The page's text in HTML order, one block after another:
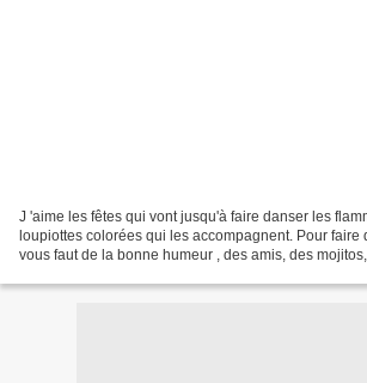
J 'aime les fêtes qui vont jusqu'à faire danser les
loupiottes colorées qui les accompagnent. Pour faire
vous faut de la bonne humeur , des amis, des